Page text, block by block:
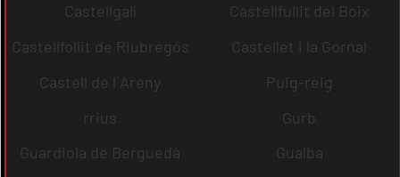
Castellgalí
Castellfullit del Boix
Castellfollit de Riubregós
Castellet i la Gornal
Castell de l´Areny
Puig-reig
rrius
Gurb
Guardiola de Berguedà
Gualba